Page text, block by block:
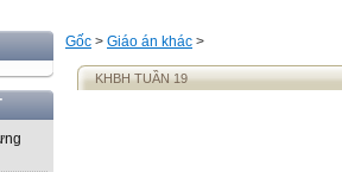
Gốc > Giáo án khác >
KHBH TUẦN 19